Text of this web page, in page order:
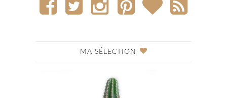
MA SÉLECTION